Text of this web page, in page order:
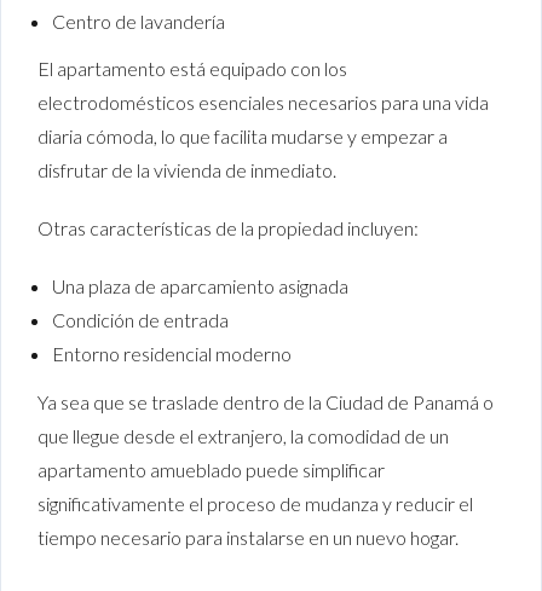
Centro de lavandería
El apartamento está equipado con los
electrodomésticos esenciales necesarios para una vida
diaria cómoda, lo que facilita mudarse y empezar a
disfrutar de la vivienda de inmediato.
Otras características de la propiedad incluyen:
Una plaza de aparcamiento asignada
Condición de entrada
Entorno residencial moderno
Ya sea que se traslade dentro de la Ciudad de Panamá o
que llegue desde el extranjero, la comodidad de un
apartamento amueblado puede simplificar
significativamente el proceso de mudanza y reducir el
tiempo necesario para instalarse en un nuevo hogar.